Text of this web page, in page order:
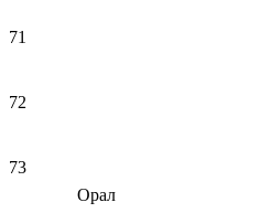
71
72
73
Орал